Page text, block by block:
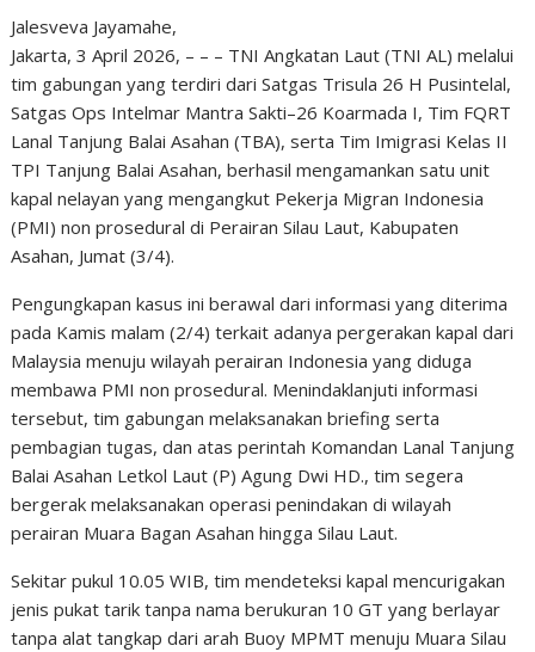
Jalesveva Jayamahe,
Jakarta, 3 April 2026, – – – TNI Angkatan Laut (TNI AL) melalui
tim gabungan yang terdiri dari Satgas Trisula 26 H Pusintelal,
Satgas Ops Intelmar Mantra Sakti–26 Koarmada I, Tim FQRT
Lanal Tanjung Balai Asahan (TBA), serta Tim Imigrasi Kelas II
TPI Tanjung Balai Asahan, berhasil mengamankan satu unit
kapal nelayan yang mengangkut Pekerja Migran Indonesia
(PMI) non prosedural di Perairan Silau Laut, Kabupaten
Asahan, Jumat (3/4).
Pengungkapan kasus ini berawal dari informasi yang diterima
pada Kamis malam (2/4) terkait adanya pergerakan kapal dari
Malaysia menuju wilayah perairan Indonesia yang diduga
membawa PMI non prosedural. Menindaklanjuti informasi
tersebut, tim gabungan melaksanakan briefing serta
pembagian tugas, dan atas perintah Komandan Lanal Tanjung
Balai Asahan Letkol Laut (P) Agung Dwi HD., tim segera
bergerak melaksanakan operasi penindakan di wilayah
perairan Muara Bagan Asahan hingga Silau Laut.
Sekitar pukul 10.05 WIB, tim mendeteksi kapal mencurigakan
jenis pukat tarik tanpa nama berukuran 10 GT yang berlayar
tanpa alat tangkap dari arah Buoy MPMT menuju Muara Silau